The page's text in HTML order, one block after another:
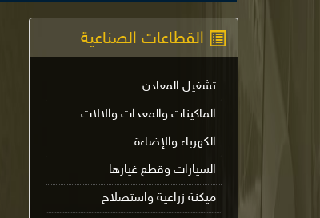
القطاعات الصناعية
تشغيل المعادن
الماكينات والمعدات والآلات
الكهرباء والإضاءة
السيارات وقطع غيارها
ميكنة زراعية واستصلاح